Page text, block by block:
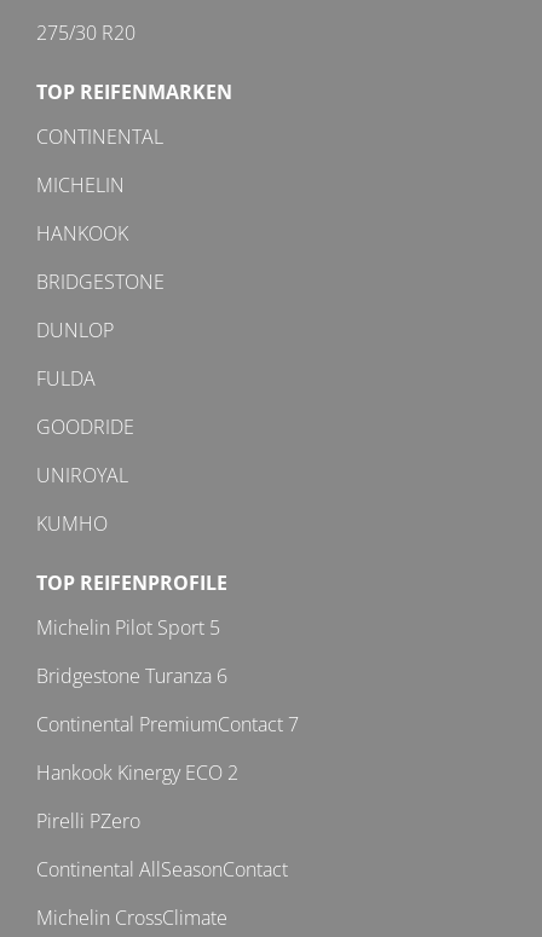
275/30 R20
TOP REIFENMARKEN
CONTINENTAL
MICHELIN
HANKOOK
BRIDGESTONE
DUNLOP
FULDA
GOODRIDE
UNIROYAL
KUMHO
TOP REIFENPROFILE
Michelin Pilot Sport 5
Bridgestone Turanza 6
Continental PremiumContact 7
Hankook Kinergy ECO 2
Pirelli PZero
Continental AllSeasonContact
Michelin CrossClimate